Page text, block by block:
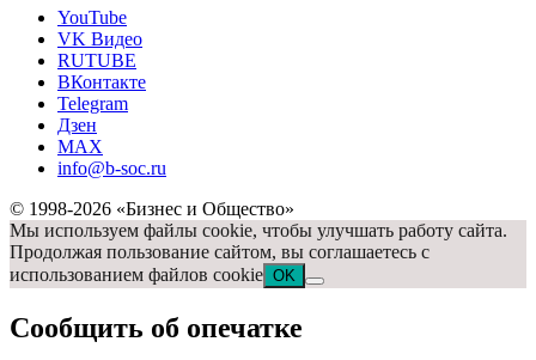
YouTube
VK Видео
RUTUBE
ВКонтакте
Telegram
Дзен
MAX
info@b-soc.ru
© 1998-2026 «Бизнес и Общество»
Мы используем файлы cookie, чтобы улучшать работу сайта.
Продолжая пользование сайтом, вы соглашаетесь с
использованием файлов cookie OK
Сообщить об опечатке